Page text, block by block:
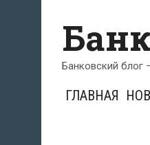
содержимому
Банковский блог
ГЛАВНАЯ